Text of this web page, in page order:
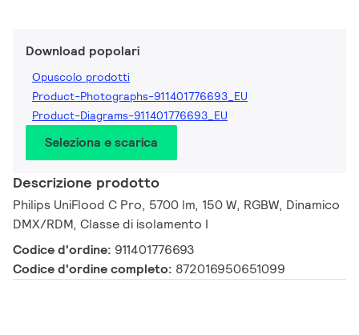
Download popolari
Opuscolo prodotti
Product-Photographs-911401776693_EU
Product-Diagrams-911401776693_EU
Seleziona e scarica
Descrizione prodotto
Philips UniFlood C Pro, 5700 lm, 150 W, RGBW, Dinamico
DMX/RDM, Classe di isolamento I
Codice d'ordine: 911401776693
Codice d'ordine completo: 872016950651099